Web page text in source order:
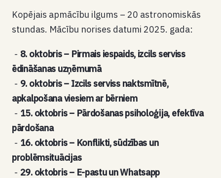
Kopējais apmācību ilgums – 20 astronomiskās
stundas. Mācību norises datumi 2025. gada:
8. oktobris – Pirmais iespaids, izcils serviss
ēdināšanas uzņēmumā
9. oktobris – Izcils serviss naktsmītnē,
apkalpošana viesiem ar bērniem
15. oktobris – Pārdošanas psiholoģija, efektīva
pārdošana
16. oktobris – Konflikti, sūdzības un
problēmsituācijas
29. oktobris – E-pastu un Whatsapp